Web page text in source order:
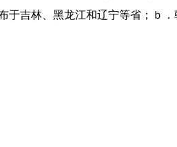
布于吉林、黑龙江和辽宁等省；ｂ